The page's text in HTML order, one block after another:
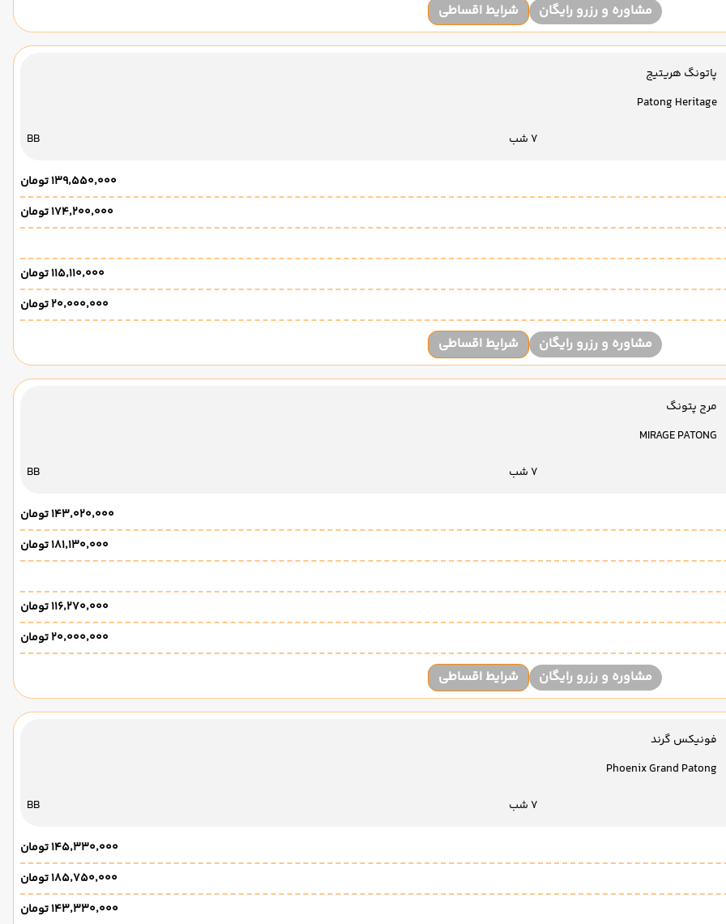
مشاوره و رزرو رایگان شرایط اقساطی
پاتونگ هریتیج
Patong Heritage
7 شب BB
۱۳۹٬۵۵۰٬۰۰۰ تومان
۱۷۴٬۲۰۰٬۰۰۰ تومان
۱۱۵٬۱۱۰٬۰۰۰ تومان
۲۰٬۰۰۰٬۰۰۰ تومان
مشاوره و رزرو رایگان شرایط اقساطی
مرج پتونگ
MIRAGE PATONG
7 شب BB
۱۴۳٬۰۲۰٬۰۰۰ تومان
۱۸۱٬۱۳۰٬۰۰۰ تومان
۱۱۶٬۲۷۰٬۰۰۰ تومان
۲۰٬۰۰۰٬۰۰۰ تومان
مشاوره و رزرو رایگان شرایط اقساطی
فونیکس گرند
Phoenix Grand Patong
7 شب BB
۱۴۵٬۳۳۰٬۰۰۰ تومان
۱۸۵٬۷۵۰٬۰۰۰ تومان
۱۴۳٬۳۳۰٬۰۰۰ تومان